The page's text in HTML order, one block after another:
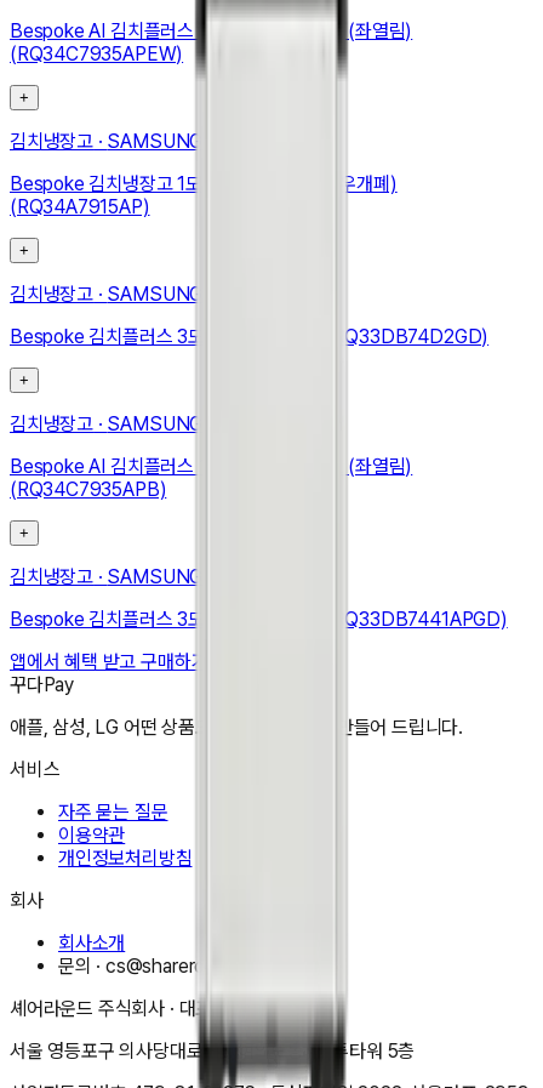
Bespoke AI 김치플러스 1도어 키친핏 347L (좌열림)
(RQ34C7935APEW)
+
김치냉장고 · SAMSUNG
Bespoke 김치냉장고 1도어 348L (우힌지, 우개폐)
(RQ34A7915AP)
+
김치냉장고 · SAMSUNG
Bespoke 김치플러스 3도어 키친핏 313L (RQ33DB74D2GD)
+
김치냉장고 · SAMSUNG
Bespoke AI 김치플러스 1도어 키친핏 347L (좌열림)
(RQ34C7935APB)
+
김치냉장고 · SAMSUNG
Bespoke 김치플러스 3도어 키친핏 313L (RQ33DB7441APGD)
앱에서 혜택 받고 구매하기
꾸다Pay
애플, 삼성, LG 어떤 상품도 한달 3만원으로 만들어 드립니다.
서비스
자주 묻는 질문
이용약관
개인정보처리방침
회사
회사소개
문의 ·cs@shareround.co.kr
셰어라운드 주식회사 · 대표이동규
서울 영등포구 의사당대로 83(여의도동) 오투타워 5층